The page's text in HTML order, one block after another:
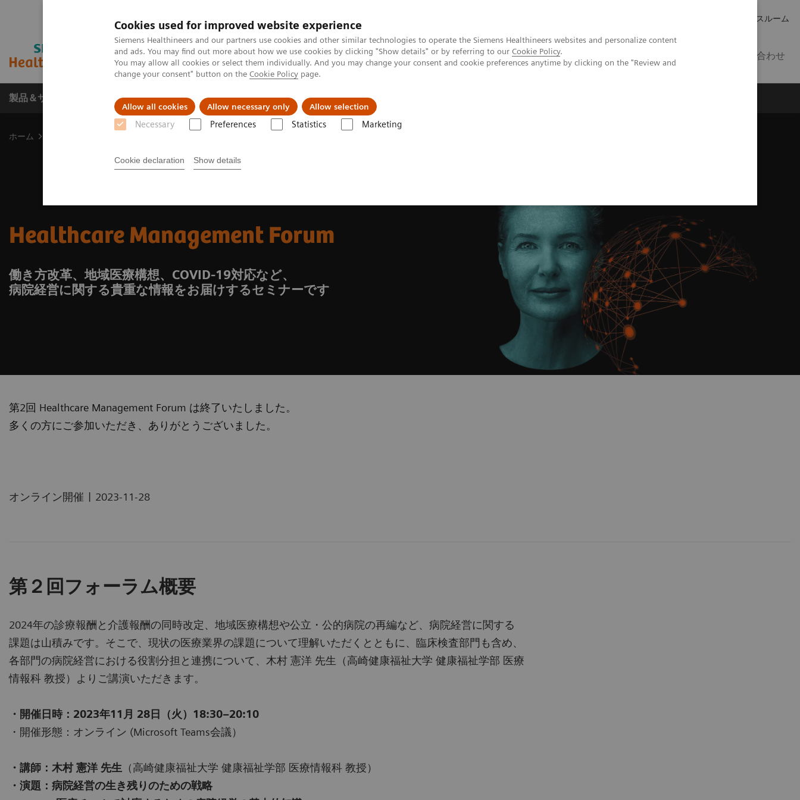
Cookies used for improved website experience
Siemens Healthineers and our partners use cookies and other similar technologies to operate the Siemens Healthineers websites and personalize content
and ads. You may find out more about how we use cookies by clicking "Show details" or by referring to our Cookie Policy.
You may allow all cookies or select them individually. And you may change your consent and cookie preferences anytime by clicking on the "Review and
change your consent" button on the Cookie Policy page.
Allow all cookies Allow necessary only Allow selection
Necessary Preferences Statistics Marketing
Cookie declaration Show details
プレスルーム
お問い合わせ
製品＆サービス サポート情報 Insights 会社情報
ホーム
Healthcare Management Forum
働き方改革、地域医療構想、COVID-19対応など、
病院経営に関する貴重な情報をお届けするセミナーです
第2回 Healthcare Management Forum は終了いたしました。
多くの方にご参加いただき、ありがとうございました。
オンライン開催 | 2023-11-28
第２回フォーラム概要
2024年の診療報酬と介護報酬の同時改定、地域医療構想や公立・公的病院の再編など、病院経営に関する
課題は山積みです。そこで、現状の医療業界の課題について理解いただくとともに、臨床検査部門も含め、
各部門の病院経営における役割分担と連携について、木村 憲洋 先生（高崎健康福祉大学 健康福祉学部 医療
情報科 教授）よりご講演いただきます。
・ 開催日時：2023年11月 28日（火）18:30–20:10
・開催形態：オンライン (Microsoft Teams会議）
・講師：木村 憲洋 先生 （高崎健康福祉大学 健康福祉学部 医療情報科 教授）
・演題：病院経営の生き残りのための戦略